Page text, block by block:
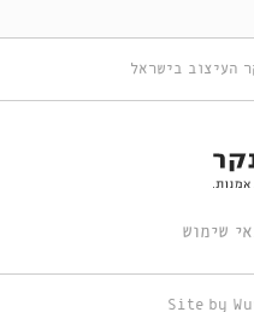
העיצוב בישראל
שימוש
Site by